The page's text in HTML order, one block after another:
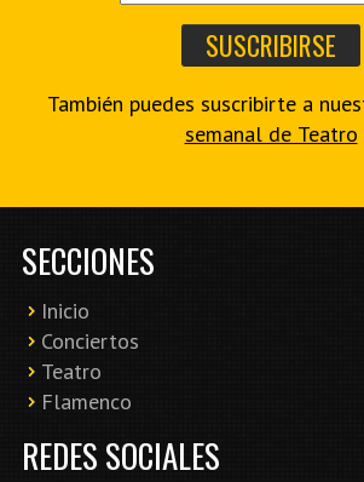
También puedes suscribirte a
semanal de Teatro
SECCIONES
Inicio
Conciertos
Teatro
Flamenco
REDES SOCIALES